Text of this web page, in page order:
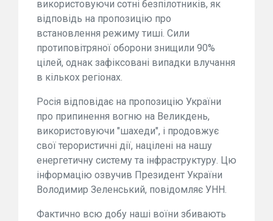
використовуючи сотні безпілотників, як
відповідь на пропозицію про
встановлення режиму тиші. Сили
протиповітряної оборони знищили 90%
цілей, однак зафіксовані випадки влучання
в кількох регіонах.
Росія відповідає на пропозицію України
про припинення вогню на Великдень,
використовуючи "шахеди", і продовжує
свої терористичні дії, націлені на нашу
енергетичну систему та інфраструктуру. Цю
інформацію озвучив Президент України
Володимир Зеленський, повідомляє УНН.
Фактично всю добу наші воїни збивають